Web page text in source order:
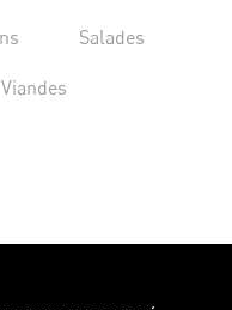
Salades
Viandes